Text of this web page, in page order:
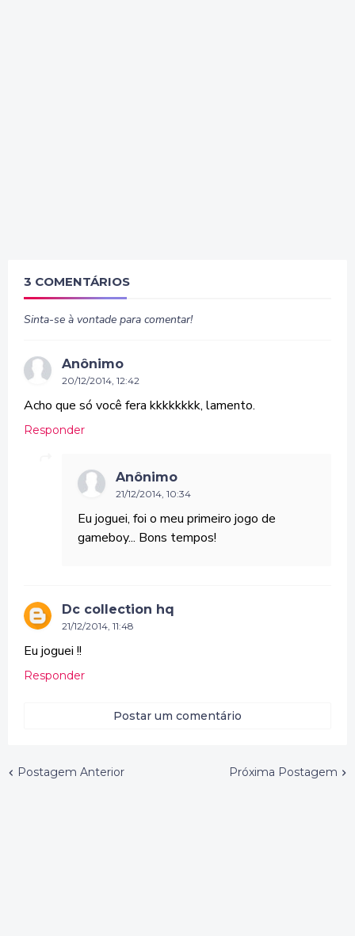
3 COMENTÁRIOS
Sinta-se à vontade para comentar!
Anônimo
20/12/2014, 12:42
Acho que só você fera kkkkkkkk, lamento.
Responder
Anônimo
21/12/2014, 10:34
Eu joguei, foi o meu primeiro jogo de
gameboy... Bons tempos!
Dc collection hq
21/12/2014, 11:48
Eu joguei !!
Responder
Postar um comentário
Postagem Anterior Próxima Postagem